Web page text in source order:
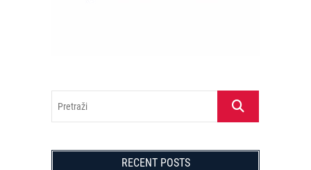
Pretraži
RECENT POSTS